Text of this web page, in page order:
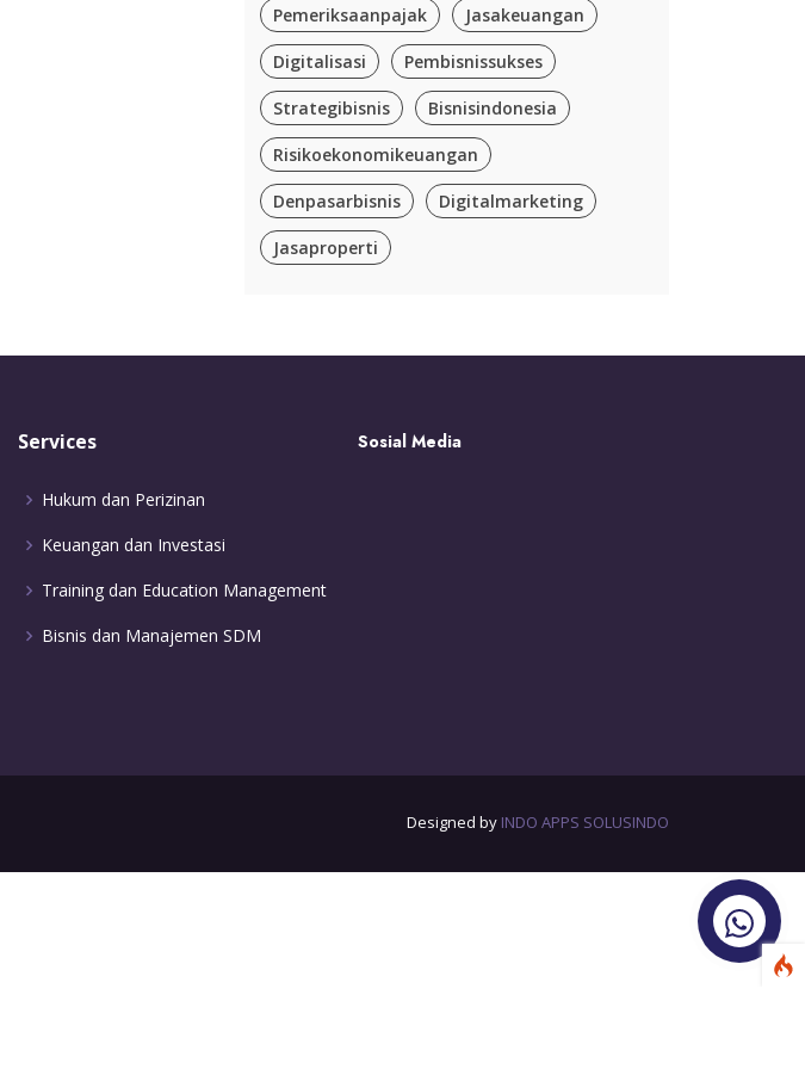
Pemeriksaanpajak Jasakeuangan
Digitalisasi Pembisnissukses
Strategibisnis Bisnisindonesia
Risikoekonomikeuangan
Denpasarbisnis Digitalmarketing
Jasaproperti
Services
Hukum dan Perizinan
Keuangan dan Investasi
Training dan Education Management
Bisnis dan Manajemen SDM
Sosial Media
Designed by INDO APPS SOLUSINDO